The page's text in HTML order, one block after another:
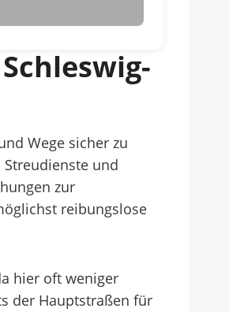
Wege sicher zu
und
zur
reibungslose
hier oft weniger
der Hauptstraßen für